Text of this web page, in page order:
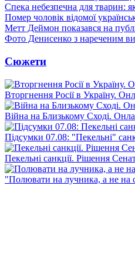
Спека небезпечна для тварин:
Помер чоловік відомої
Метт Деймон показався на
Фото Денисенко з нареченим
Сюжети
Вторгнення Росії в Україну.
Війна на Близькому Сході.
Підсумки 07.08: "Пекельні"
Пекельні санкції. Рішення
"Полювати на лучника, а не на